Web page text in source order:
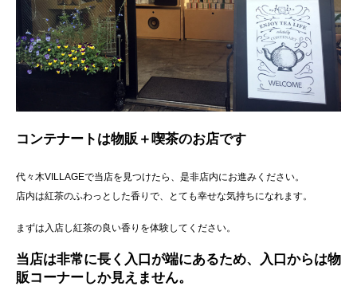
コンテナートは物販＋喫茶のお店です
代々木VILLAGEで当店を見つけたら、是非店内にお進みください。
店内は紅茶のふわっとした香りで、とても幸せな気持ちになれます。
まずは入店し紅茶の良い香りを体験してください。
当店は非常に長く入口が端にあるため、入口からは物
販コーナーしか見えません。